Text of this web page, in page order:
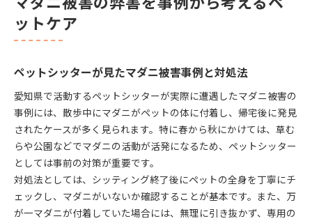
ットケア
ペットシッターが見たマダニ被害事例と対処法
愛知県で活動するペットシッターが実際に遭遇したマダニ被害の
事例には、散歩中にマダニがペットの体に付着し、帰宅後に発見
されたケースが多く見られます。特に春から秋にかけては、草む
らや公園などでマダニの活動が活発になるため、ペットシッター
としては事前の対策が重要です。
対処法としては、シッティング終了後にペットの全身を丁寧にチ
ェックし、マダニがいないか確認することが基本です。また、万
が一マダニが付着していた場合には、無理に引き抜かず、専用の